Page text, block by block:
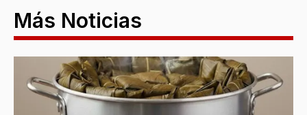
Más Noticias